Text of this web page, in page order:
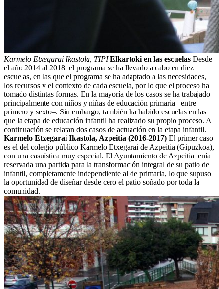
Karmelo Etxegarai Ikastola, TIPI Elkartoki en las escuelas Desde
el año 2014 al 2018, el programa se ha llevado a cabo en diez
escuelas, en las que el programa se ha adaptado a las necesidades,
los recursos y el contexto de cada escuela, por lo que el proceso ha
tomado distintas formas. En la mayoría de los casos se ha trabajado
principalmente con niños y niñas de educación primaria –entre
primero y sexto–. Sin embargo, también ha habido escuelas en las
que la etapa de educación infantil ha realizado su propio proceso. A
continuación se relatan dos casos de actuación en la etapa infantil.
Karmelo Etxegarai Ikastola, Azpeitia (2016-2017) El primer caso
es el del colegio público Kar­melo Etxegarai de Azpeitia (Gipuzkoa),
con una casuística muy especial. El Ayuntamiento de Azpeitia tenía
reservada una partida para la transformación integral de su patio de
infantil, completamente independiente al de primaria, lo que supuso
la oportunidad de diseñar desde cero el patio soñado por toda la
comunidad.